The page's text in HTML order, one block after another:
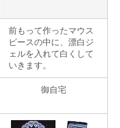
前もって作ったマウス
ピースの中に、漂白ジ
ェルを入れて白くして
いきます。
御自宅